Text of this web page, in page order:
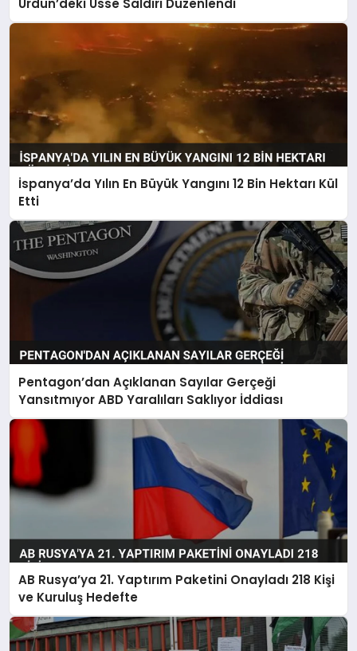
İspanya’da Yılın En Büyük Yangını 12 Bin Hektarı Kül
Etti
Pentagon’dan Açıklanan Sayılar Gerçeği
Yansıtmıyor ABD Yaralıları Saklıyor İddiası
AB Rusya’ya 21. Yaptırım Paketini Onayladı 218 Kişi
ve Kuruluş Hedefte